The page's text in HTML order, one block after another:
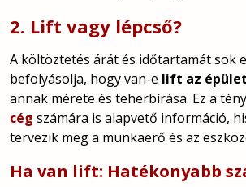
2. Lift vagy lépcső?
A költöztetés árát és időtartamát sok
befolyásolja, hogy van-e lift az
annak mérete és teherbírása. Ez a
cég számára is alapvető információ,
tervezik meg a munkaerő és az
Ha van lift: Hatékonyabb